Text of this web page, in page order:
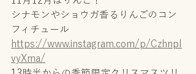
シナモンやショウガ香るりんごのコン
フィチュール
https://www.instagram.com/p/CzhnpI
vyXma/